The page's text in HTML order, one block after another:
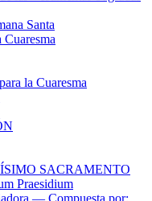
Santa
la Cuaresma
SACRAMENTO
Praesidium
— Compuesta por: